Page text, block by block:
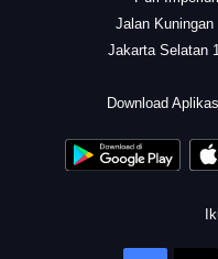
Jalan
Jakarta Selatan
Download